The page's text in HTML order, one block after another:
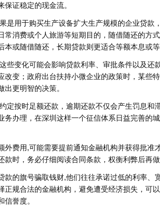
证稳定的现金流。
是用于购买生产设备扩大生产规模的企业贷款
消费或个人旅游等短期目的，随借随还的方
或随借随还，长期贷款则更适合等额本息或等
些变化可能会影响贷款利率、审批条件以及还
改变；政府出台扶持小微企业的政策时，某些
更明智的决策。
定按时足额还款，逾期还款不仅会产生罚息和
办理，在深圳这样一个征信体系日益完善的
外费用,可能需要提前通知金融机构并获得批准
时，务必仔细阅读合同条款，权衡利弊后再做
的旗号骗取钱财,他们往往承诺过低的利率、
正规合法的金融机构，避免遭受经济损失，可
誉度。